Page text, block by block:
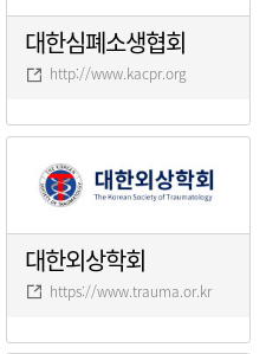
대한심폐소생협회
http://www.kacpr.org
대한외상학회
https://www.trauma.or.kr